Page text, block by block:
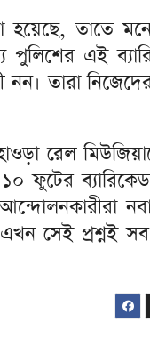
হয়েছে, তাতে
পুলিশের এই
তারা
রেল
১০ ফুটের
সেই প্রশ্নই